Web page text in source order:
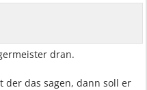
dran.
der das sagen, dann soll er